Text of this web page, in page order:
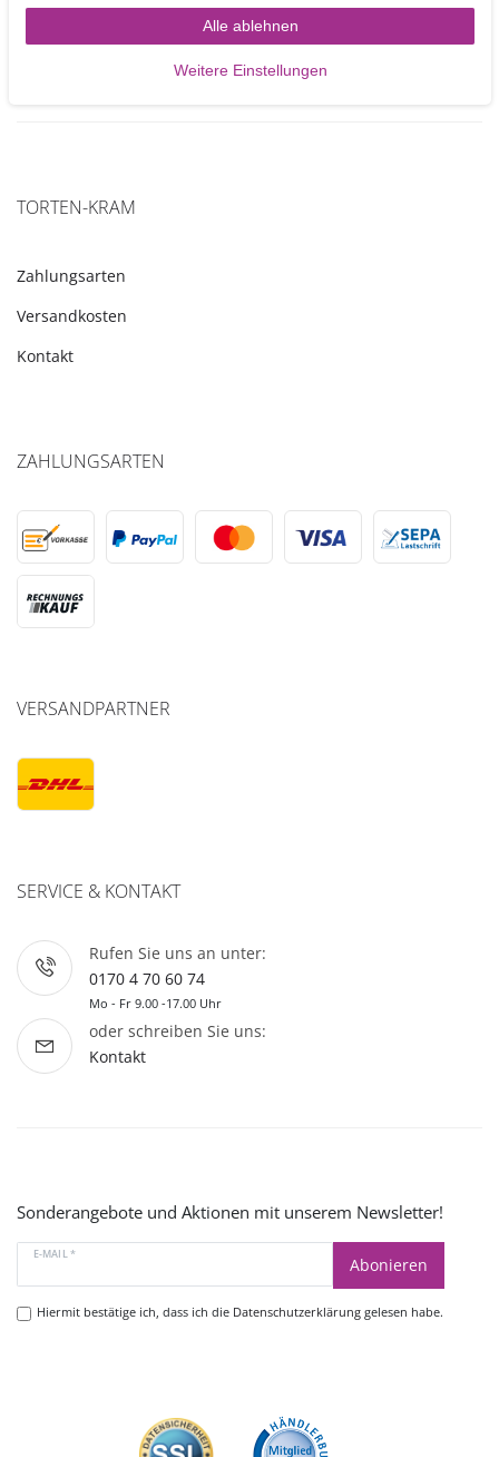
4,50 €
450 Gramm | 10,00 € / Kilogramm
Artikel anzeigen
TORTEN-KRAM
Zahlungsarten
Versandkosten
Kontakt
ZAHLUNGSARTEN
VERSANDPARTNER
SERVICE & KONTAKT
Rufen Sie uns an unter:
0170 4 70 60 74
Mo - Fr 9.00 -17.00 Uhr
oder schreiben Sie uns:
Kontakt
Sonderangebote und Aktionen mit unserem Newsletter!
E-MAIL *
Abonieren
Hiermit bestätige ich, dass ich die Datenschutzerklärunggelesen habe.
Alle ablehnen
Weitere Einstellungen